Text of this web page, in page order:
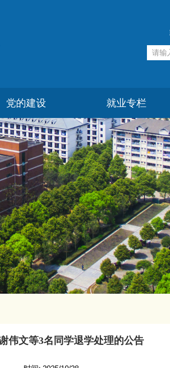
党的建设 就业专栏
伟文等3名同学退学处理的公告